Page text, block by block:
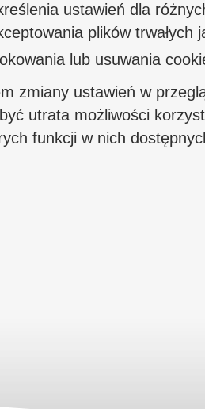
ustawień dla
plików trwałych
lub usuwania
zmiany ustawień w
utrata możliwości
funkcji w nich